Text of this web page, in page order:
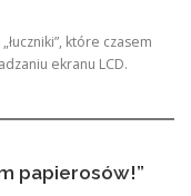
które czasem
ekranu LCD.
papierosów!”